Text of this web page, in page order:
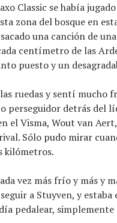
Classic se había
zona del bosque en
una canción de
centímetro de las
puesto y un
ruedas y sentí mucho
perseguidor detrás del
el Visma, Wout van
Sólo pudo mirar
kilómetros.
vez más frío y más y
a Stuyven, y estaba
pedalear, simplemente